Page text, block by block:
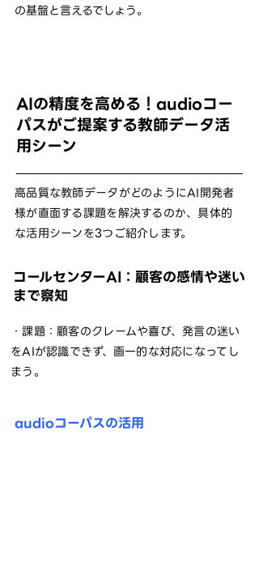
の基盤と言えるでしょう。
AIの精度を高める！audioコー
パスがご提案する教師データ活
用シーン
高品質な教師データがどのようにAI開発者
様が直面する課題を解決するのか、具体的
な活用シーンを3つご紹介します。
コールセンターAI：顧客の感情や迷い
まで察知
・課題：顧客のクレームや喜び、発言の迷い
をAIが認識できず、画一的な対応になってし
まう。
audioコーパスの活用